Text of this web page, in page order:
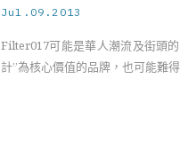
Jul.09.2013
Filter017可能是華人潮流及街頭
計”為核心價值的品牌，也可能難